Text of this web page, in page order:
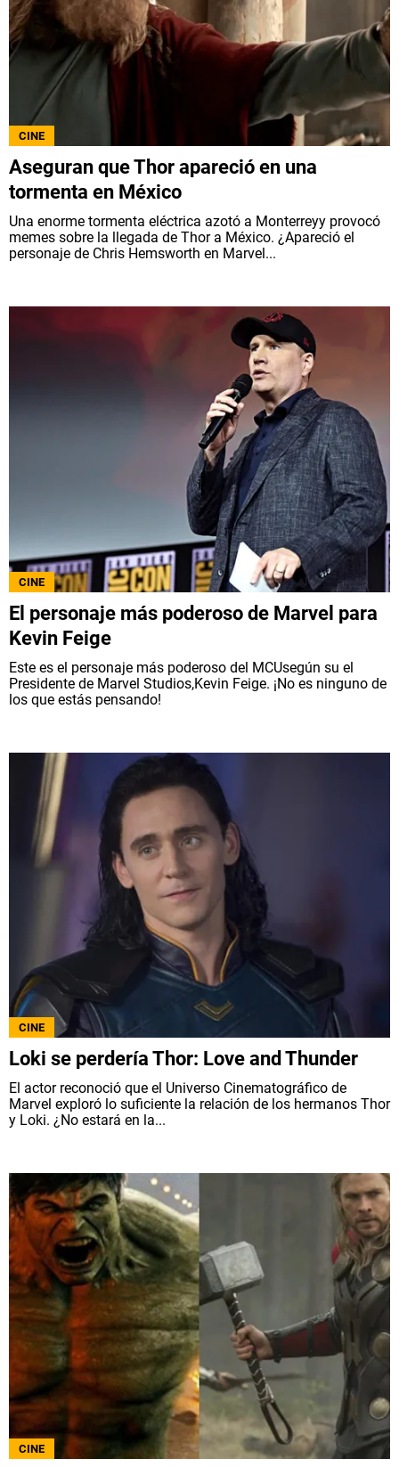
CINE
Aseguran que Thor apareció en una
tormenta en México
Una enorme tormenta eléctrica azotó a Monterreyy provocó
memes sobre la llegada de Thor a México. ¿Apareció el
personaje de Chris Hemsworth en Marvel...
CINE
El personaje más poderoso de Marvel para
Kevin Feige
Este es el personaje más poderoso del MCUsegún su el
Presidente de Marvel Studios,Kevin Feige. ¡No es ninguno de
los que estás pensando!
CINE
Loki se perdería Thor: Love and Thunder
El actor reconoció que el Universo Cinematográfico de
Marvel exploró lo suficiente la relación de los hermanos Thor
y Loki. ¿No estará en la...
CINE